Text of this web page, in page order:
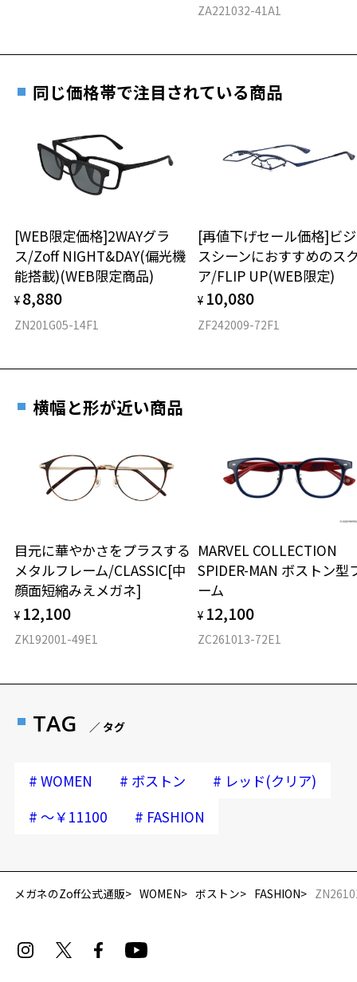
21.1g
※着脱式サングラス：デモレンズ、アタッチメント込みの重さ
タイプ
材質
フロント素材：アセテート
安心3 かかり具合調整無料
す。
お近くのZoff実店舗にて度数を測定いただけます（無料）。
その際は記入用紙をダウンロードしてお使いください。
ZA221032-41A1
同じ価格帯で注目されている商品
[WEB限定価格]2WAYグラ
ス/Zoff NIGHT&DAY(偏光機
能搭載)(WEB限定商品)
¥ 8,880
ZN201G05-14F1
[再値下げセール価格]ビ
スシーンにおすすめのス
ア/FLIP UP(WEB限定)
¥ 10,080
ZF242009-72F1
横幅と形が近い商品
目元に華やかさをプラスする
メタルフレーム/CLASSIC[中
顔面短縮みえメガネ]
¥ 12,100
ZK192001-49E1
MARVEL COLLECTION
SPIDER-MAN ボストン型
ーム
¥ 12,100
ZC261013-72E1
TAG ／ タグ
# WOMEN # ボストン # レッド(クリア)
# ～￥11100 # FASHION
メガネのZoff公式通販 WOMEN ボストン FASHION